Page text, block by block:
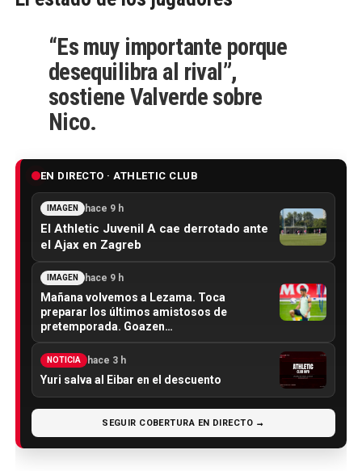
“Es muy importante porque
desequilibra al rival”,
sostiene Valverde sobre
Nico.
EN DIRECTO · ATHLETIC CLUB
IMAGEN hace 9 h
El Athletic Juvenil A cae derrotado ante
el Ajax en Zagreb
IMAGEN hace 9 h
Mañana volvemos a Lezama. Toca
preparar los últimos amistosos de
pretemporada. Goazen…
NOTICIA hace 3 h
Yuri salva al Eibar en el descuento
SEGUIR COBERTURA EN DIRECTO →